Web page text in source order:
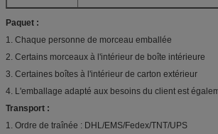
Paquet :
1. Chaque personne de morceau emballée
2. Certains morceaux à l'intérieur de boîte intérieure
3. Certaines boîtes à l'intérieur de carton extérieur
4. L'emballage adapté aux besoins du client est
Transport :
1. Ordre de traînée : DHL/EMS/Fedex/TNT/UPS